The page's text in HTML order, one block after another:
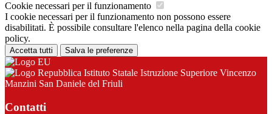
Cookie necessari per il funzionamento
I cookie necessari per il funzionamento non possono essere
disabilitati. È possibile consultare l'elenco nella pagina della cookie
policy.
Accetta tutti Salva le preferenze
Istituto Statale Istruzione Superiore Vincenzo
Manzini San Daniele del Friuli
Contatti